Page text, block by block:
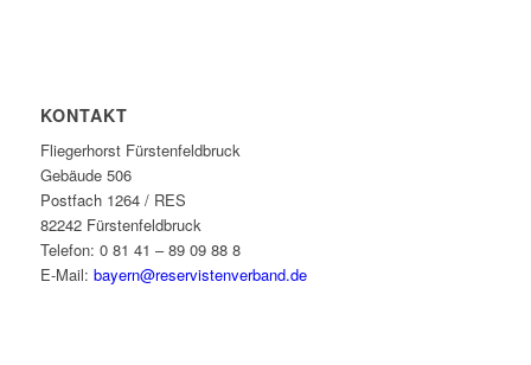
KONTAKT
Fliegerhorst Fürstenfeldbruck
Gebäude 506
Postfach 1264 / RES
82242 Fürstenfeldbruck
Telefon: 0 81 41 – 89 09 88 8
E-Mail: bayern@reservistenverband.de